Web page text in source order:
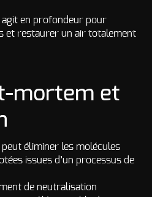
en profondeur pour
et restaurer un air totalement
mortem et
éliminer les molécules
issues d’un processus de
de neutralisation